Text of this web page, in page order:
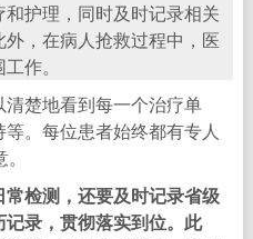
护理，同时及时记录相关
，在病人抢救过程中，医
作。
楚地看到每一个治疗单
。每位患者始终都有专人
检测，还要及时记录省级
录，贯彻落实到位。此